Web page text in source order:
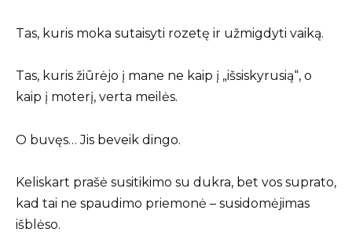
Tas, kuris moka sutaisyti rozetę ir užmigdyti vaiką.
Tas, kuris žiūrėjo į mane ne kaip į „išsiskyrusią“, o
kaip į moterį, verta meilės.
O buvęs… Jis beveik dingo.
Keliskart prašė susitikimo su dukra, bet vos suprato,
kad tai ne spaudimo priemonė – susidomėjimas
išblėso.